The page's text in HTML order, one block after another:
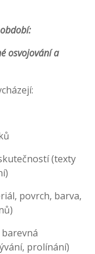
osvojování a
(texty
povrch, barva,
prolínání)